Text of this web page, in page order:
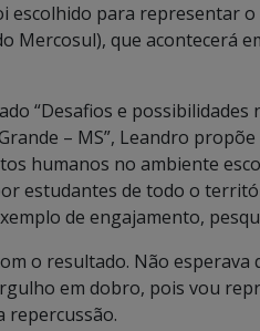
escolhido para representar
Mercosul), que acontecerá
“Desafios e
– MS”, Leandro
humanos no ambiente
estudantes de todo o
de engajamento,
o resultado. Não
em dobro, pois vou
repercussão.